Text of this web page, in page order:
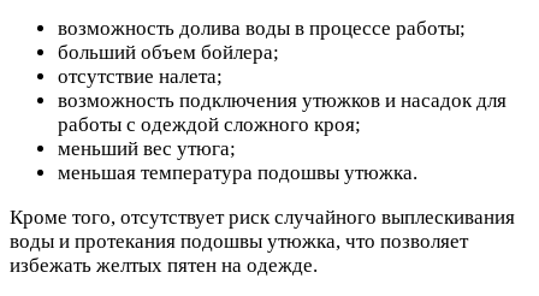
возможность долива воды в процессе работы;
больший объем бойлера;
отсутствие налета;
возможность подключения утюжков и насадок для
работы с одеждой сложного кроя;
меньший вес утюга;
меньшая температура подошвы утюжка.
Кроме того, отсутствует риск случайного выплескивания
воды и протекания подошвы утюжка, что позволяет
избежать желтых пятен на одежде.